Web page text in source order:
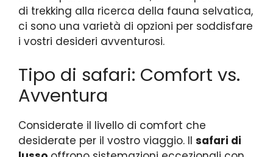
di trekking alla ricerca della fauna selvatica,
ci sono una varietà di opzioni per soddisfare
i vostri desideri avventurosi.
Tipo di safari: Comfort vs.
Avventura
Considerate il livello di comfort che
desiderate per il vostro viaggio. Il safari di